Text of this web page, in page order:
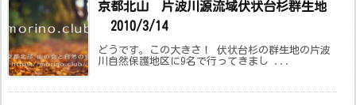
京都北山 片波川源流域伏状台杉群生地
2010/3/14
どうです。この大きさ！ 伏状台杉の群生地の片波
川自然保護地区に9名で行ってきまし ...